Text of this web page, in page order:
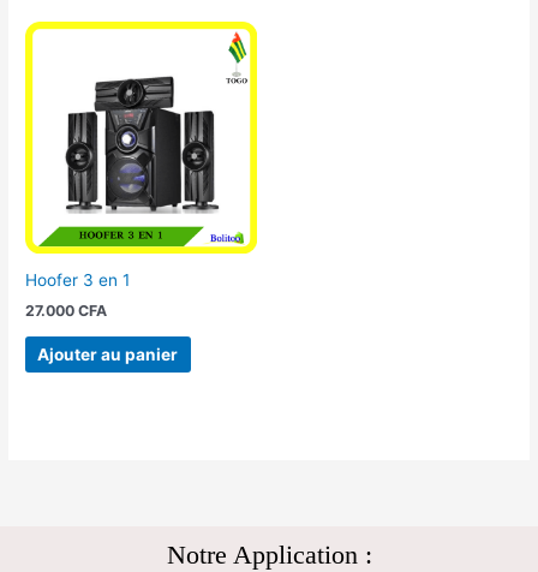
Hoofer 3 en 1
27.000CFA
Ajouter au panier
Notre Application :